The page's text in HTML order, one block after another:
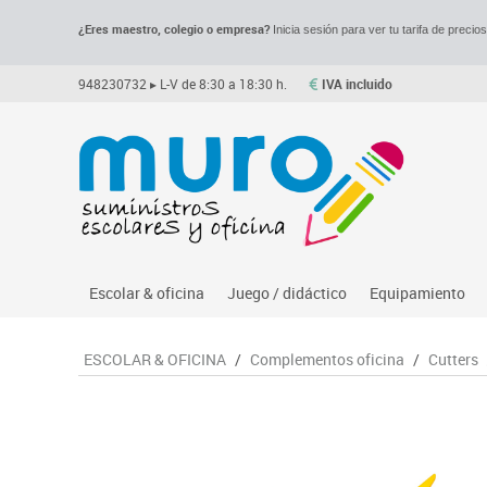
¿Eres maestro, colegio o empresa?Inicia sesión para ver tu tarifa de precios.
948230732 ▸ L-V de 8:30 a 18:30 h. IVA incluido
Escolar & oficina
Archivo
Juego / didáctico
Asociación y atención
Equipamiento
Despachos y
Percheros,
ESCOLAR & OFICINA / Complementos oficina / Cutters